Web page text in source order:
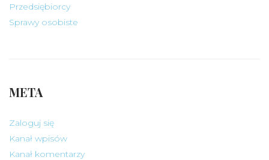
Przedsiębiorcy
Sprawy osobiste
META
Zaloguj się
Kanał wpisów
Kanał komentarzy